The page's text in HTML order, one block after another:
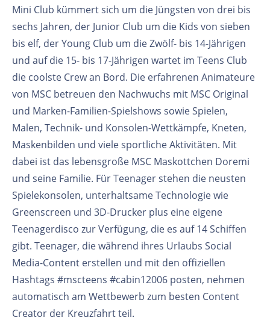
Mini Club kümmert sich um die Jüngsten von drei bis
sechs Jahren, der Junior Club um die Kids von sieben
bis elf, der Young Club um die Zwölf- bis 14-Jährigen
und auf die 15- bis 17-Jährigen wartet im Teens Club
die coolste Crew an Bord. Die erfahrenen Animateure
von MSC betreuen den Nachwuchs mit MSC Original
und Marken-Familien-Spielshows sowie Spielen,
Malen, Technik- und Konsolen-Wettkämpfe, Kneten,
Maskenbilden und viele sportliche Aktivitäten. Mit
dabei ist das lebensgroße MSC Maskottchen Doremi
und seine Familie. Für Teenager stehen die neusten
Spielekonsolen, unterhaltsame Technologie wie
Greenscreen und 3D-Drucker plus eine eigene
Teenagerdisco zur Verfügung, die es auf 14 Schiffen
gibt. Teenager, die während ihres Urlaubs Social
Media-Content erstellen und mit den offiziellen
Hashtags #mscteens #cabin12006 posten, nehmen
automatisch am Wettbewerb zum besten Content
Creator der Kreuzfahrt teil.